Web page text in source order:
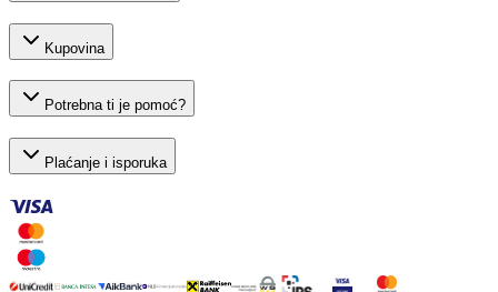
Kupovina
Potrebna ti je pomoć?
Plaćanje i isporuka